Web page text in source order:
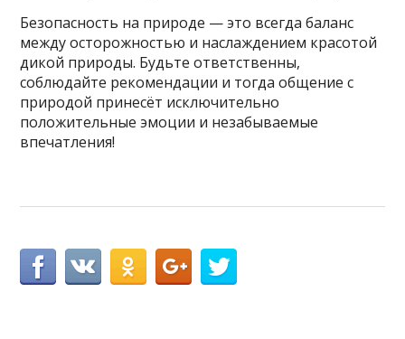
Безопасность на природе — это всегда баланс
между осторожностью и наслаждением красотой
дикой природы. Будьте ответственны,
соблюдайте рекомендации и тогда общение с
природой принесёт исключительно
положительные эмоции и незабываемые
впечатления!